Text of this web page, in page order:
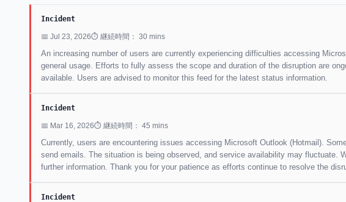
Incident
📅 Jul 23, 2026⏱ 継続時間： 30 mins
An increasing number of users are currently experiencing difficulties accessing
general usage. Efforts to fully assess the scope and duration of the disruption are
available. Users are advised to monitor this feed for the latest status information.
Incident
📅 Mar 16, 2026⏱ 継続時間： 45 mins
Currently, users are encountering issues accessing Microsoft Outlook (Hotmail).
send emails. The situation is being observed, and service availability may fluctuate.
further information. Thank you for your patience as efforts continue to resolve the
Incident